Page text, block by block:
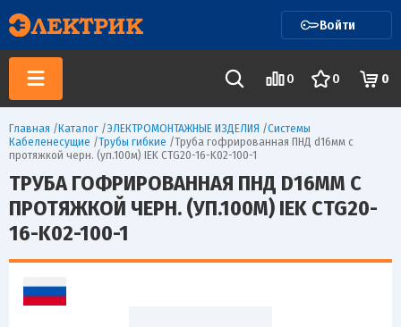
Войти
0 0 0
Главная /Каталог /ЭЛЕКТРОМОНТАЖНЫЕ ИЗДЕЛИЯ /Системы
Кабеленесущие /Трубы гибкие /Труба гофрированная ПНД d16мм с
протяжкой черн. (уп.100м) IEK CTG20-16-K02-100-1
ТРУБА ГОФРИРОВАННАЯ ПНД D16ММ С
ПРОТЯЖКОЙ ЧЕРН. (УП.100М) IEK CTG20-
16-K02-100-1